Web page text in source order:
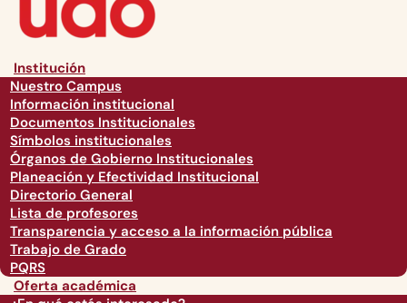
Institución
Nuestro Campus
Información institucional
Documentos Institucionales
Símbolos institucionales
Órganos de Gobierno Institucionales
Planeación y Efectividad Institucional
Directorio General
Lista de profesores
Transparencia y acceso a la información pública
Trabajo de Grado
PQRS
Oferta académica